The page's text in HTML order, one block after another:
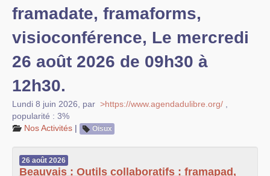
framadate, framaforms,
visioconférence, Le mercredi
26 août 2026 de 09h30 à
12h30.
Lundi 8 juin 2026 par >https://www.agendadulibre.org/
popularité : 3%
Nos Activités | Oisux
26 août 2026
Beauvais : Outils collaboratifs : framapad,